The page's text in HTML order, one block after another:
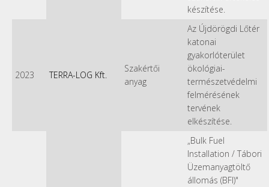
készítése.
2023 TERRA-LOG Kft.
Szakértői
anyag
Az Újdörögdi Lőtér
katonai
gyakorlóterület
ökológiai-
természetvédelmi
felmérésének
tervének
elkészítése.
„Bulk Fuel
Installation / Tábori
Üzemanyagtöltő
állomás (BFI)"